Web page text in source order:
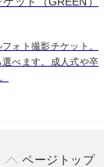
ォト撮影チケット。
べます。成人式や卒
ページトップ